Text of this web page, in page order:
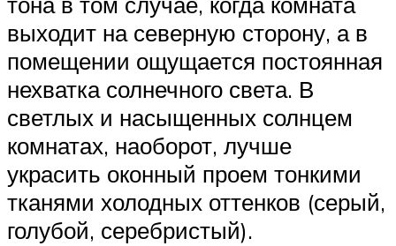
выходит на северную сторону, а в
помещении ощущается постоянная
нехватка солнечного света. В
светлых и насыщенных солнцем
комнатах, наоборот, лучше
украсить оконный проем тонкими
тканями холодных оттенков (серый,
голубой, серебристый).